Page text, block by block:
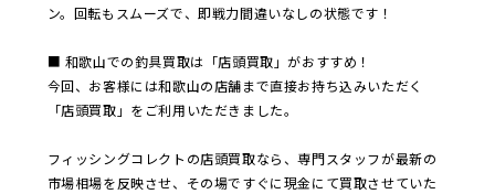
ン。回転もスムーズで、即戦力間違いなしの状態です！
■ 和歌山での釣具買取は「店頭買取」がおすすめ！
今回、お客様には和歌山の店舗まで直接お持ち込みいただく
「店頭買取」をご利用いただきました。
フィッシングコレクトの店頭買取なら、専門スタッフが最新の
市場相場を反映させ、その場ですぐに現金にて買取させていた